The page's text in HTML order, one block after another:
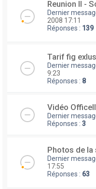
Reunion II -
Dernier
2008 17:11
Réponses : 139
Tarif fig
Dernier
9:23
Réponses : 8
Vidéo
Dernier
Réponses : 3
Photos de la
Dernier
17:55
Réponses : 63